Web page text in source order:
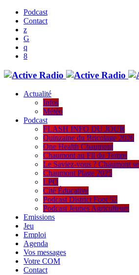
Podcast
Contact
Actualité
Infos
Météo
Podcast
FLASH INFO DU JOUR
Quinzaine du Bricolage 2026
One Health Chaumont
Chaumont au Fil du Temps
Le Saviez-vous ? Chaumont
Chaumont Plage 2025
LPO
Cité Éducative
Podcast District Foot 52
Podcast Jeunes Agriculteurs
Emissions
Jeu
Emploi
Agenda
Vos messages
Votre COM
Contact